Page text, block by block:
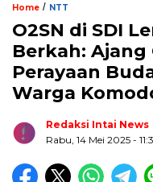
Home / NTT
O2SN di SDI
Berkah: Ajang
Perayaan
Warga
Redaksi Intai News
Rabu, 14 Mei 2025 -
Biru Kuning
Kantor Poster